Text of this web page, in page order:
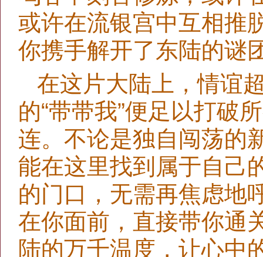
或许在流银宫中互相推
你携手解开了东陆的谜
在这片大陆上，情谊
的“带带我”便足以打破
连。不论是独自闯荡的
能在这里找到属于自己
的门口，无需再焦虑地
在你面前，直接带你通
陆的万千温度，让心中